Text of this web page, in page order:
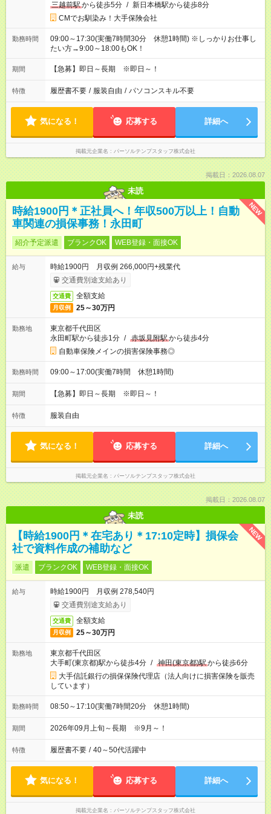
三越前駅から徒歩5分 / 新日本橋駅から徒歩8分
CMでお馴染み！大手保険会社
勤務時間
09:00～17:30(実働7時間30分 休憩1時間) ※しっかりお仕事し
たい方→9:00～18:00もOK！
期間 【急募】即日～長期 ※即日～！
特徴 履歴書不要 / 服装自由 / パソコンスキル不要
気になる！ 応募する 詳細へ
掲載元企業名 パーソルテンプスタッフ株式会社
掲載日：2026.08.07
未読
NEW
時給1900円＊正社員へ！年収500万以上！自動
車関連の損保事務！永田町
紹介予定派遣 ブランクOK WEB登録・面接OK
給与
時給1900円 月収例 266,000円+残業代
交通費別途支給あり
交通費 全額支給
月収例 25～30万円
勤務地
東京都千代田区
永田町駅から徒歩1分 / 赤坂見附駅から徒歩4分
自動車保険メインの損害保険事務◎
勤務時間 09:00～17:00(実働7時間 休憩1時間)
期間 【急募】即日～長期 ※即日～！
特徴 服装自由
気になる！ 応募する 詳細へ
掲載元企業名 パーソルテンプスタッフ株式会社
掲載日：2026.08.07
未読
NEW
【時給1900円＊在宅あり＊17:10定時】損保会
社で資料作成の補助など
派遣 ブランクOK WEB登録・面接OK
給与
時給1900円 月収例 278,540円
交通費別途支給あり
交通費 全額支給
月収例 25～30万円
勤務地
東京都千代田区
大手町(東京都)駅から徒歩4分 / 神田(東京都)駅から徒歩6分
大手信託銀行の損保保険代理店（法人向けに損害保険を販売
しています）
勤務時間 08:50～17:10(実働7時間20分 休憩1時間)
期間 2026年09月上旬～長期 ※9月～！
特徴 履歴書不要 / 40～50代活躍中
気になる！ 応募する 詳細へ
掲載元企業名 パーソルテンプスタッフ株式会社